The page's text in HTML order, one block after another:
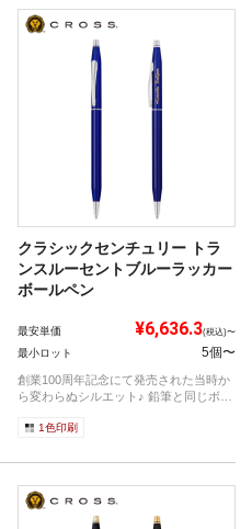
クラシックセンチュリー トラ
ンスルーセントブルーラッカー
ボールペン
最安単価 ¥6,636.3(税込)〜
最小ロット 5個〜
創業100周年記念にて発売された当時か
ら変わらぬシルエット♪ 鉛筆と同じボデ
1色印刷